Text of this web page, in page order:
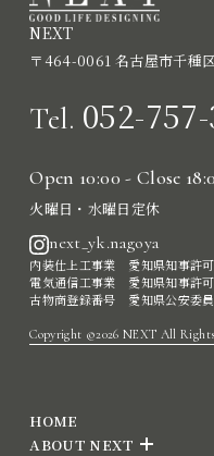
NEXT
〒464-0061 名古屋市千種
Tel. 052-
Open 10:00 - Close
火曜日・水曜日定休
next_yk.nagoya
内装仕上工事業 愛知県知事許
電気通信工事業 愛知県知事許
古物商登録番号 愛知県公安委
Copyright ©2026 NEXT All Rights
HOME
ABOUT NEXT